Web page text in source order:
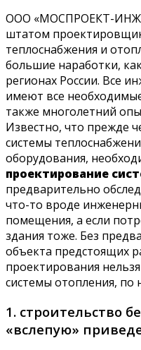
ООО «МОСПРОЕКТ-
штатом
теплоснабжения и
большие наработки,
регионах России. Все
имеют все
также многолетний
Известно, что прежде
системы
оборудования,
проектирование
предварительно
что-то вроде
помещения, а если
здания тоже. Без
объекта предстоящих
проектирования
системы отопления, по
1. строительство
«вслепую»